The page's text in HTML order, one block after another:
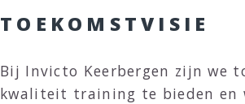
TOEKOMSTVISIE
Bij Invicto Keerbergen zijn we
kwaliteit training te bieden en